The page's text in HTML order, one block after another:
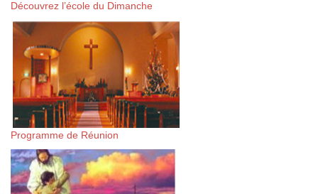
Découvrez l’école du Dimanche
Programme de Réunion